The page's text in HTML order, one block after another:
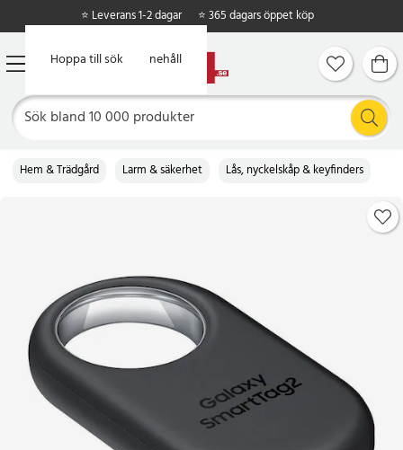
Hoppa till huvudinnehåll
Hoppa till sök
⭐ Leverans 1-2 dagar ⭐ 365 dagars öppet köp
Hem & Trädgård Larm & säkerhet Lås, nyckelskåp & keyfinders